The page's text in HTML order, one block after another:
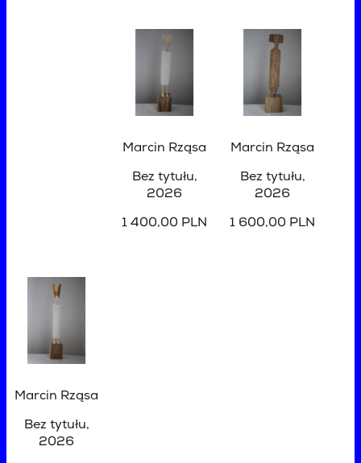
Marcin Rząsa
Bez tytułu,
2026
1 400,00 PLN
Marcin Rząsa
Bez tytułu,
2026
1 600,00 PLN
Marcin Rząsa
Bez tytułu,
2026